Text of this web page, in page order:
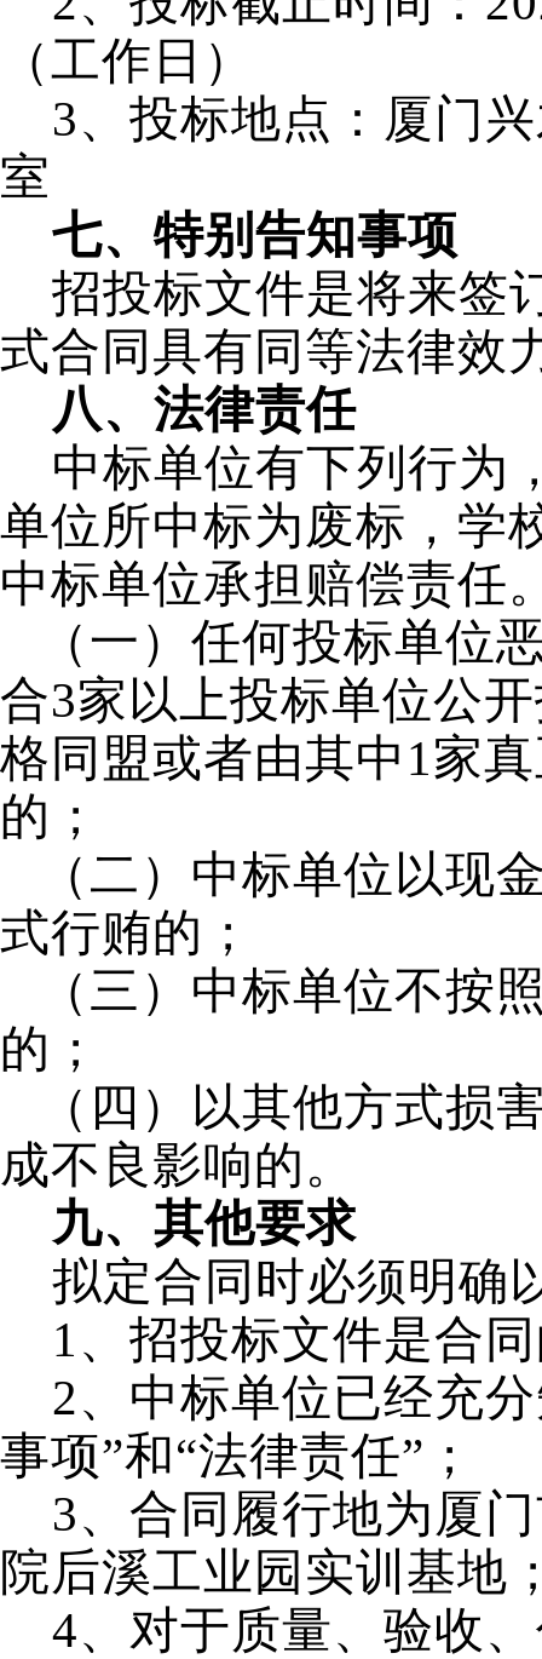
（工作日）
3、投标地点：厦门
室
七、特别告知事项
招投标文件是将来签
式合同具有同等法律效
八、法律责任
中标单位有下列行为
单位所中标为废标，学
中标单位承担赔偿责任
（一）任何投标单位
合3家以上投标单位公
格同盟或者由其中1家
的；
（二）中标单位以现
式行贿的；
（三）中标单位不按
的；
（四）以其他方式损
成不良影响的。
九、其他要求
拟定合同时必须明确
1、招投标文件是合
2、中标单位已经充
事项”和“法律责任”；
3、合同履行地为厦
院后溪工业园实训基地
4、对于质量、验收